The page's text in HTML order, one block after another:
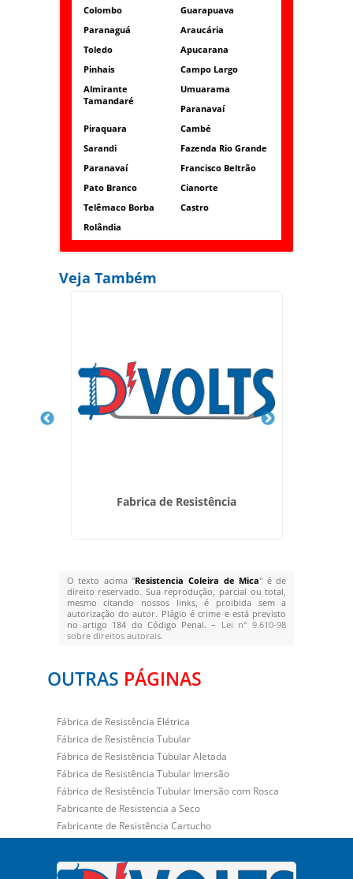
Colombo
Guarapuava
Paranaguá
Araucária
Toledo
Apucarana
Pinhais
Campo Largo
Almirante
Tamandaré
Umuarama
Paranavaí
Piraquara
Cambé
Sarandi
Fazenda Rio Grande
Paranavaí
Francisco Beltrão
Pato Branco
Cianorte
Telêmaco Borba
Castro
Rolândia
Veja Também
Fabrica de Resistência
O texto acima "Resistencia Coleira de Mica" é de
direito reservado. Sua reprodução, parcial ou total,
mesmo citando nossos links, é proibida sem a
autorização do autor. Plágio é crime e está previsto
no artigo 184 do Código Penal. – Lei n° 9.610-98
sobre direitos autorais.
OUTRAS PÁGINAS
Fábrica de Resistência Elétrica
Fábrica de Resistência Tubular
Fábrica de Resistência Tubular Aletada
Fábrica de Resistência Tubular Imersão
Fábrica de Resistência Tubular Imersão com Rosca
Fabricante de Resistencia a Seco
Fabricante de Resistência Cartucho
Fabricante de Resistencia de Aquecedor